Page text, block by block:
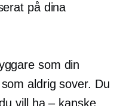
på dina
som din
aldrig sover. Du
vill ha – kanske